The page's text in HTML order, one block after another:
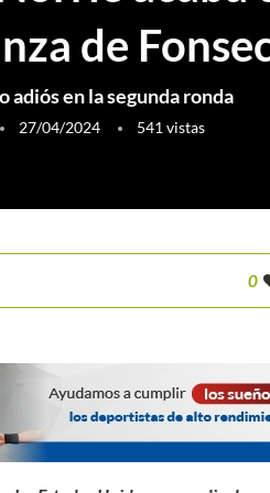
de
adiós en la segunda ronda
27/04/2024 541 vistas
0